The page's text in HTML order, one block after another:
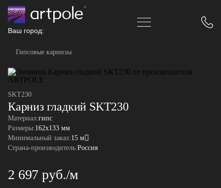
Ваш город:
Гипсовые карнизы
SKT230
Карниз гладкий SKT230
Материал:гипс
Размеры:162x133 мм
Минимальный заказ:15 м
Страна-производитель:Россия
2 697 руб./м